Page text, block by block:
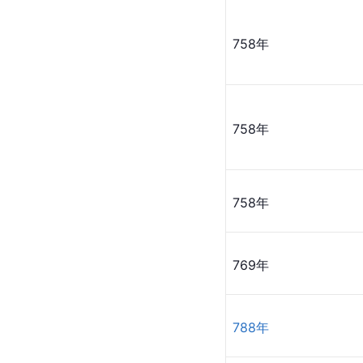
758年
758年
758年
769年
788年